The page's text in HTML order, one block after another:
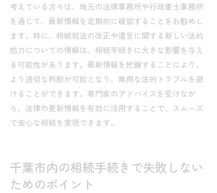
考えている方々は、地元の法律事務所や行政書士事務所
を通じて、最新情報を定期的に確認することをお勧めし
ます。特に、相続税法の改正や遺言に関する新しい法的
効力についての情報は、相続手続きに大きな影響を与え
る可能性があります。最新情報を把握することにより、
より適切な判断が可能となり、無用な法的トラブルを避
けることができます。専門家のアドバイスを受けなが
ら、法律の更新情報を有効に活用することで、スムーズ
で安心な相続を実現できます。
千葉市内の相続手続きで失敗しない
ためのポイント